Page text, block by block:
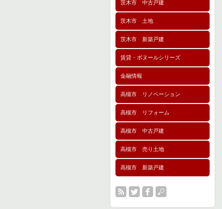
茨木市 中古戸建
茨木市 土地
茨木市 新築戸建
賃貸・ボヌールシリーズ
金融情報
高槻市 リノベーション
高槻市 リフォーム
高槻市 中古戸建
高槻市 売り土地
高槻市 新築戸建